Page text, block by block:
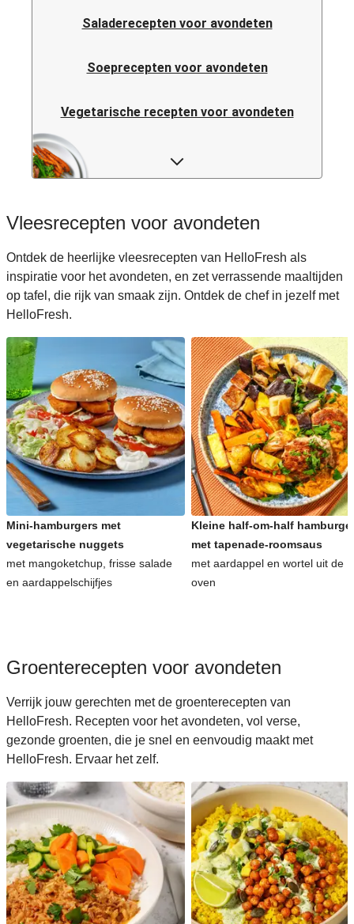
Saladerecepten voor avondeten
Soeprecepten voor avondeten
Vegetarische recepten voor avondeten
Italiaanse pastarecepten voor avondeten
Italiaanse recepten voor avondeten
Japanse recepten voor avondeten
Makkelijke recepten voor avondeten
Snelle recepten voor avondeten
Kinderrecepten voor avondeten
Vleesrecepten voor avondeten
Ontdek de heerlijke vleesrecepten van HelloFresh als
inspiratie voor het avondeten, en zet verrassende maaltijden
op tafel, die rijk van smaak zijn. Ontdek de chef in jezelf met
HelloFresh.
Mini-hamburgers met
vegetarische nuggets
met mangoketchup, frisse salade
en aardappelschijfjes
Kleine half-om-half
met tapenade-roomsaus
met aardappel en wortel uit de
oven
Groenterecepten voor avondeten
Verrijk jouw gerechten met de groenterecepten van
HelloFresh. Recepten voor het avondeten, vol verse,
gezonde groenten, die je snel en eenvoudig maakt met
HelloFresh. Ervaar het zelf.